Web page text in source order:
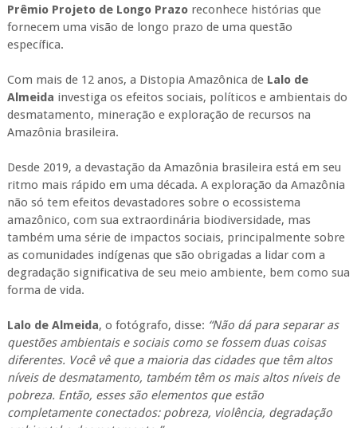
Prêmio Projeto de Longo Prazoreconhece histórias que
fornecem uma visão de longo prazo de uma questão
específica.
Com mais de 12 anos, a Distopia Amazônica de Lalo de
Almeida investiga os efeitos sociais, políticos e ambientais do
desmatamento, mineração e exploração de recursos na
Amazônia brasileira.
Desde 2019, a devastação da Amazônia brasileira está em seu
ritmo mais rápido em uma década. A exploração da Amazônia
não só tem efeitos devastadores sobre o ecossistema
amazônico, com sua extraordinária biodiversidade, mas
também uma série de impactos sociais, principalmente sobre
as comunidades indígenas que são obrigadas a lidar com a
degradação significativa de seu meio ambiente, bem como sua
forma de vida.
Lalo de Almeida, o fotógrafo, disse: “Não dá para separar as
questões ambientais e sociais como se fossem duas coisas
diferentes. Você vê que a maioria das cidades que têm altos
níveis de desmatamento, também têm os mais altos níveis de
pobreza. Então, esses são elementos que estão
completamente conectados: pobreza, violência, degradação